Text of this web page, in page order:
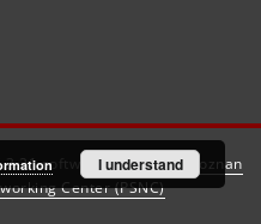
software created by
Poznan
Center (PSNC)
I understand